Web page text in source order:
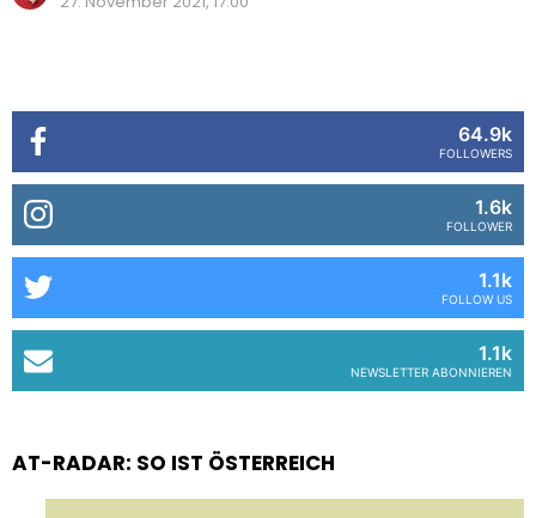
64.9k
FOLLOWERS
1.6k
FOLLOWER
1.1k
FOLLOW US
1.1k
NEWSLETTER ABONNIEREN
AT-RADAR: SO IST ÖSTERREICH